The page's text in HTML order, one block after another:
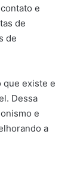
e
de
de
que existe e
Dessa
e
a